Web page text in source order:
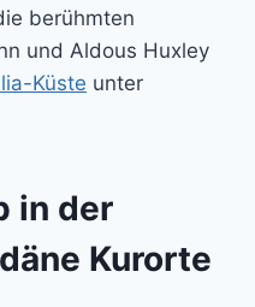
berühmten
und Aldous Huxley
Küste unter
in der
Kurorte